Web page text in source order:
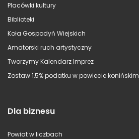
Placówki kultury
Biblioteki
Koła Gospodyń Wiejskich
Amatorski ruch artystyczny
Tworzymy Kalendarz Imprez
Zostaw 1,5% podatku w powiecie konińskim
Dla biznesu
Powiat w liczbach